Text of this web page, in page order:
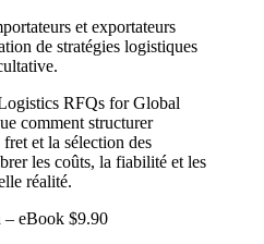
et exportateurs
de stratégies logistiques
RFQs for Global
comment structurer
et la sélection des
les coûts, la fiabilité et les
réalité.
– eBook $9.90